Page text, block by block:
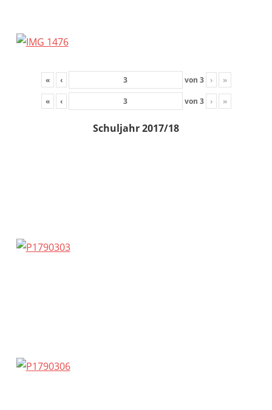
« ‹ von 3 › »
« ‹ von 3 › »
Schuljahr 2017/18